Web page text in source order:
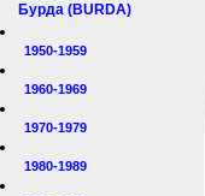
Бурда (BURDA)
1950-1959
1960-1969
1970-1979
1980-1989